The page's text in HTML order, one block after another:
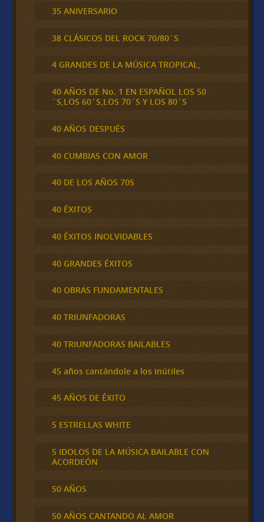
35 ANIVERSARIO
38 CLÁSICOS DEL ROCK 70/80´S
4 GRANDES DE LA MÚSICA TROPICAL,
40 AÑOS DE No. 1 EN ESPAÑOL LOS 50
´S,LOS 60´S,LOS 70´S Y LOS 80´S
40 AÑOS DESPUÉS
40 CUMBIAS CON AMOR
40 DE LOS AÑOS 70S
40 ÉXITOS
40 ÉXITOS INOLVIDABLES
40 GRANDES ÉXITOS
40 OBRAS FUNDAMENTALES
40 TRIUNFADORAS
40 TRIUNFADORAS BAILABLES
45 años cantándole a los inútiles
45 AÑOS DE ÉXITO
5 ESTRELLAS WHITE
5 IDOLOS DE LA MÚSICA BAILABLE CON
ACORDEÓN
50 AÑOS
50 AÑOS CANTANDO AL AMOR